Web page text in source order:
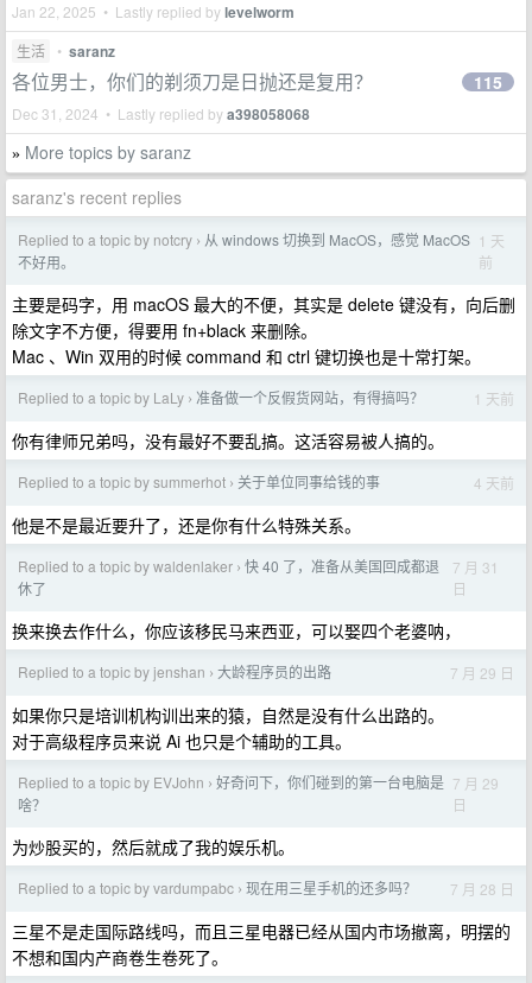
Jan 22, 2025 • Lastly replied bylevelworm
生活 • saranz
各位男士，你们的剃须刀是日抛还是复用？
Dec 31, 2024 • Lastly replied bya398058068
115
» More topics by saranz
saranz's recent replies
Replied to a topic by notcry › 从 windows 切换到 MacOS，感觉 MacOS
不好用。
1 天
前
主要是码字，用 macOS 最大的不便，其实是 delete 键没有，向后删
除文字不方便，得要用 fn+black 来删除。
Mac 、Win 双用的时候 command 和 ctrl 键切换也是十常打架。
Replied to a topic by LaLy › 准备做一个反假货网站，有得搞吗？ 1 天前
你有律师兄弟吗，没有最好不要乱搞。这活容易被人搞的。
Replied to a topic by summerhot › 关于单位同事给钱的事 4 天前
他是不是最近要升了，还是你有什么特殊关系。
Replied to a topic by waldenlaker › 快 40 了，准备从美国回成都退
休了
7 月 31
日
换来换去作什么，你应该移民马来西亚，可以娶四个老婆呐，
Replied to a topic by jenshan › 大龄程序员的出路 7 月 29 日
如果你只是培训机构训出来的猿，自然是没有什么出路的。
对于高级程序员来说 Ai 也只是个辅助的工具。
Replied to a topic by EVJohn › 好奇问下，你们碰到的第一台电脑是
啥？
7 月 29
日
为炒股买的，然后就成了我的娱乐机。
Replied to a topic by vardumpabc › 现在用三星手机的还多吗？ 7 月 28 日
三星不是走国际路线吗，而且三星电器已经从国内市场撤离，明摆的
不想和国内产商卷生卷死了。